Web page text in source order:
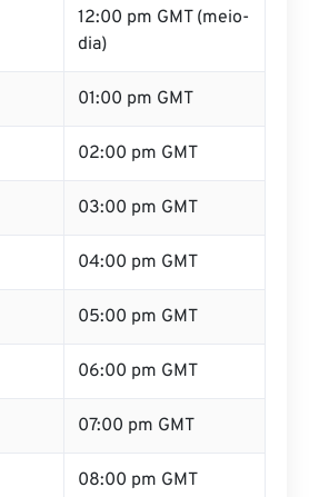
12:00 pm GMT (meio-
dia)
01:00 pm GMT
02:00 pm GMT
03:00 pm GMT
04:00 pm GMT
05:00 pm GMT
06:00 pm GMT
07:00 pm GMT
08:00 pm GMT